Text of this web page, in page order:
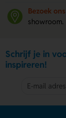
Bezoek ons
showroom.
Schrijf je in
inspireren!